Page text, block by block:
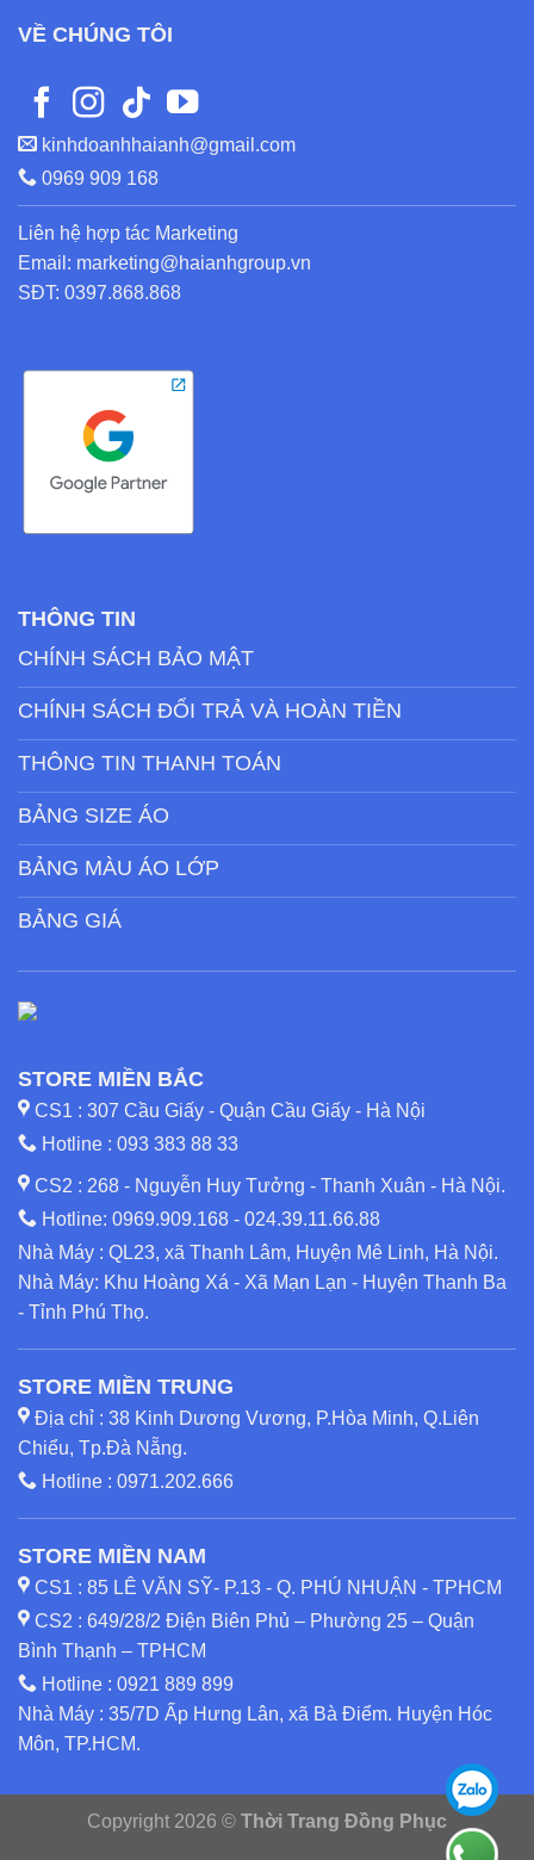
VỀ CHÚNG TÔI
kinhdoanhhaianh@gmail.com
0969 909 168
Liên hệ hợp tác Marketing
Email: marketing@haianhgroup.vn
SĐT: 0397.868.868
THÔNG TIN
CHÍNH SÁCH BẢO MẬT
CHÍNH SÁCH ĐỔI TRẢ VÀ HOÀN TIỀN
THÔNG TIN THANH TOÁN
BẢNG SIZE ÁO
BẢNG MÀU ÁO LỚP
BẢNG GIÁ
STORE MIỀN BẮC
CS1 : 307 Cầu Giấy - Quận Cầu Giấy - Hà Nội
Hotline : 093 383 88 33
CS2 : 268 - Nguyễn Huy Tưởng - Thanh Xuân - Hà Nội.
Hotline: 0969.909.168 - 024.39.11.66.88
Nhà Máy : QL23, xã Thanh Lâm, Huyện Mê Linh, Hà Nội.
Nhà Máy: Khu Hoàng Xá - Xã Mạn Lạn - Huyện Thanh Ba
- Tỉnh Phú Thọ.
STORE MIỀN TRUNG
Địa chỉ : 38 Kinh Dương Vương, P.Hòa Minh, Q.Liên
Chiểu, Tp.Đà Nẵng.
Hotline : 0971.202.666
STORE MIỀN NAM
CS1 : 85 LÊ VĂN SỸ- P.13 - Q. PHÚ NHUẬN - TPHCM
CS2 : 649/28/2 Điện Biên Phủ – Phường 25 – Quận
Bình Thạnh – TPHCM
Hotline : 0921 889 899
Nhà Máy : 35/7D Ấp Hưng Lân, xã Bà Điểm. Huyện Hóc
Môn, TP.HCM.
Copyright 2026 © Thời Trang Đồng Phục